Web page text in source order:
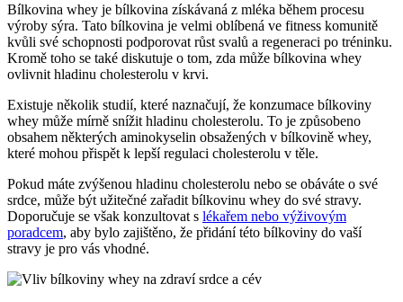
Bílkovina whey je bílkovina získávaná z mléka během procesu
výroby sýra. Tato bílkovina je velmi oblíbená ve fitness komunitě
kvůli své schopnosti podporovat růst svalů a regeneraci po tréninku.
Kromě toho se také diskutuje o tom, zda může bílkovina whey
ovlivnit hladinu cholesterolu v krvi.
Existuje několik studií, které naznačují, že konzumace bílkoviny
whey může mírně snížit hladinu cholesterolu. To je způsobeno
obsahem některých aminokyselin obsažených v bílkovině whey,
které mohou přispět k lepší regulaci cholesterolu v těle.
Pokud máte zvýšenou hladinu cholesterolu nebo se obáváte o své
srdce, může být užitečné zařadit bílkovinu whey do své stravy.
Doporučuje se však konzultovat s lékařem nebo výživovým
poradcem, aby bylo zajištěno, že přidání této bílkoviny do vaší
stravy je pro vás vhodné.